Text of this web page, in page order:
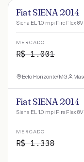
Fiat SIENA 2014
Siena EL 1.0 mpi Fire Flex
MERCADO
R$1.001
Belo Horizonte/MG
Fiat SIENA 2014
Siena EL 1.0 mpi Fire Flex
MERCADO
R$1.338